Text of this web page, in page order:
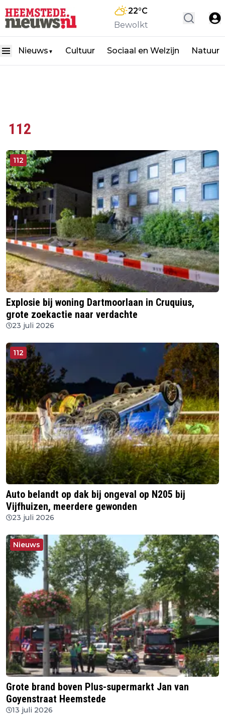
22°C
Bewolkt
Nieuws ▼ Cultuur Sociaal en Welzijn Natuur
112
112
Explosie bij woning Dartmoorlaan in Cruquius,
grote zoekactie naar verdachte
23 juli 2026
112
Auto belandt op dak bij ongeval op N205 bij
Vijfhuizen, meerdere gewonden
23 juli 2026
Nieuws
Grote brand boven Plus-supermarkt Jan van
Goyenstraat Heemstede
13 juli 2026